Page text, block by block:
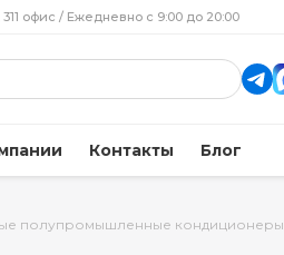
311 офис / Ежедневно с 9:00 до 20:00
Контакты Блог
полупромышленные кондиционеры